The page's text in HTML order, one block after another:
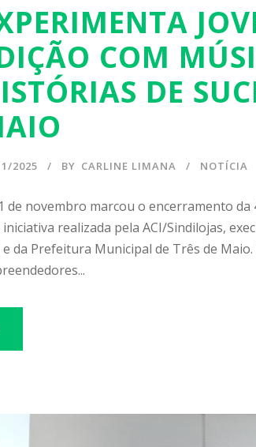
COM
DE
2025 BY CARLINE LIMANA NOTÍCIA
de novembro marcou o encerramento da
realizada pela ACI/Sindilojas,
e da Prefeitura Municipal de Três de